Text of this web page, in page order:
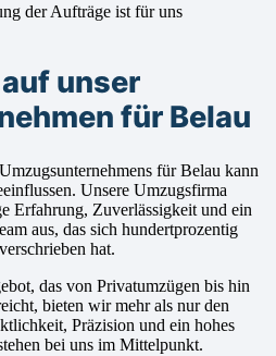
der Aufträge ist für uns
unser
für Belau
für Belau kann
Unsere Umzugsfirma
Erfahrung, Zuverlässigkeit und ein
aus, das sich hundertprozentig
hat.
das von Privatumzügen bis hin
bieten wir mehr als nur den
Präzision und ein hohes
bei uns im Mittelpunkt.